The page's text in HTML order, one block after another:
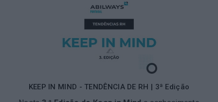
KEEP IN MIND - TENDÊNCIA DE RH | 3ª Edição